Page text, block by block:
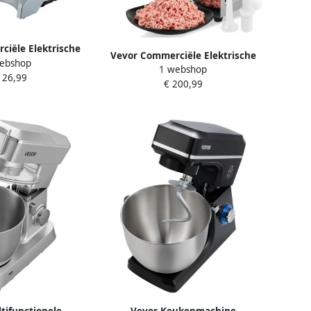
Elektrische
27kg min 575W
Vevor Commerciële Elektrische
Vleesmolen 4 17kg min 1100W
Worstmachine Keuken
1 webshop
€ 200,99